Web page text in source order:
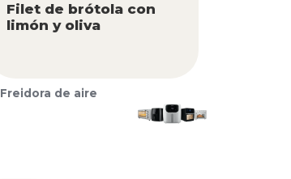
Filet de brótola con
limón y oliva
Freidora de aire